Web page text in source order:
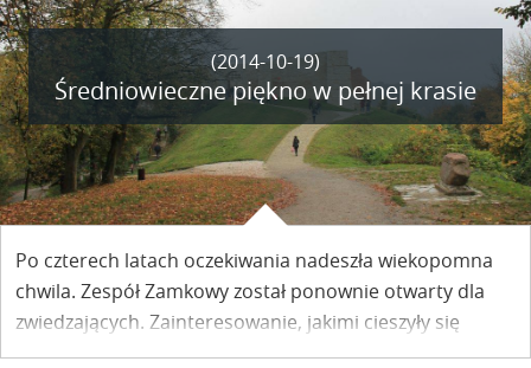
(2014-10-19)
Średniowieczne piękno w pełnej krasie
Po czterech latach oczekiwania nadeszła wiekopomna
chwila. Zespół Zamkowy został ponownie otwarty dla
zwiedzających. Zainteresowanie, jakimi cieszyły się
odrestaurowane obiekty w dniu otwarcia pokazało, że